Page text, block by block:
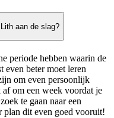
aan de slag?
periode hebben waarin de
even beter moet leren
om even persoonlijk
om een week voordat je
te gaan naar een
plan dit even goed vooruit!